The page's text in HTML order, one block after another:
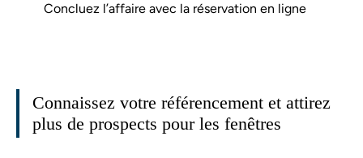
Concluez l’affaire avec la réservation en ligne
Connaissez votre référencement et attirez
plus de prospects pour les fenêtres